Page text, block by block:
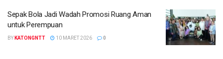
Sepak Bola Jadi Wadah Promosi Ruang Aman
untuk Perempuan
BY KATONGNTT 10 MARET 2026 0